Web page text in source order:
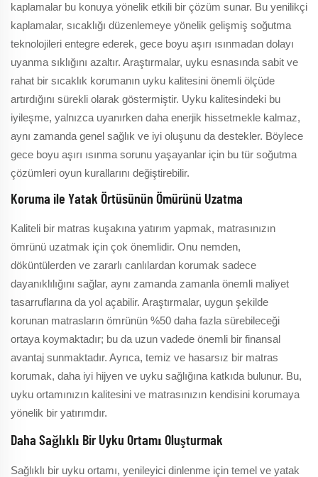
kaplamalar bu konuya yönelik etkili bir çözüm sunar. Bu yenilikçi
kaplamalar, sıcaklığı düzenlemeye yönelik gelişmiş soğutma
teknolojileri entegre ederek, gece boyu aşırı ısınmadan dolayı
uyanma sıklığını azaltır. Araştırmalar, uyku esnasında sabit ve
rahat bir sıcaklık korumanın uyku kalitesini önemli ölçüde
artırdığını sürekli olarak göstermiştir. Uyku kalitesindeki bu
iyileşme, yalnızca uyanırken daha enerjik hissetmekle kalmaz,
aynı zamanda genel sağlık ve iyi oluşunu da destekler. Böylece
gece boyu aşırı ısınma sorunu yaşayanlar için bu tür soğutma
çözümleri oyun kurallarını değiştirebilir.
Koruma ile Yatak Örtüsünün Ömürünü Uzatma
Kaliteli bir matras kuşakına yatırım yapmak, matrasınızın
ömrünü uzatmak için çok önemlidir. Onu nemden,
döküntülerden ve zararlı canlılardan korumak sadece
dayanıklılığını sağlar, aynı zamanda zamanla önemli maliyet
tasarruflarına da yol açabilir. Araştırmalar, uygun şekilde
korunan matrasların ömrünün %50 daha fazla sürebileceği
ortaya koymaktadır; bu da uzun vadede önemli bir finansal
avantaj sunmaktadır. Ayrıca, temiz ve hasarsız bir matras
korumak, daha iyi hijyen ve uyku sağlığına katkıda bulunur. Bu,
uyku ortamınızın kalitesini ve matrasınızın kendisini korumaya
yönelik bir yatırımdır.
Daha Sağlıklı Bir Uyku Ortamı Oluşturmak
Sağlıklı bir uyku ortamı, yenileyici dinlenme için temel ve yatak